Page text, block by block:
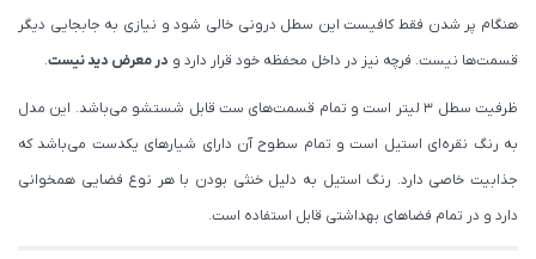
هنگام پر شدن فقط کافیست این سطل درونی خالی شود و نیازی به جابجایی دیگر
قسمت‌ها نیست. فرچه نیز در داخل محفظه خود قرار دارد و در معرض دید نیست.
ظرفیت سطل ۳ لیتر است و تمام قسمت‌های ست قابل شستشو می‌باشد. این مدل
به رنگ نقره‌ای استیل است و تمام سطوح آن دارای شیارهای یکدست می‌باشد که
جذابیت خاصی دارد. رنگ استیل به دلیل خنثی بودن با هر نوع فضایی همخوانی
دارد و در تمام فضاهای بهداشتی قابل استفاده است.